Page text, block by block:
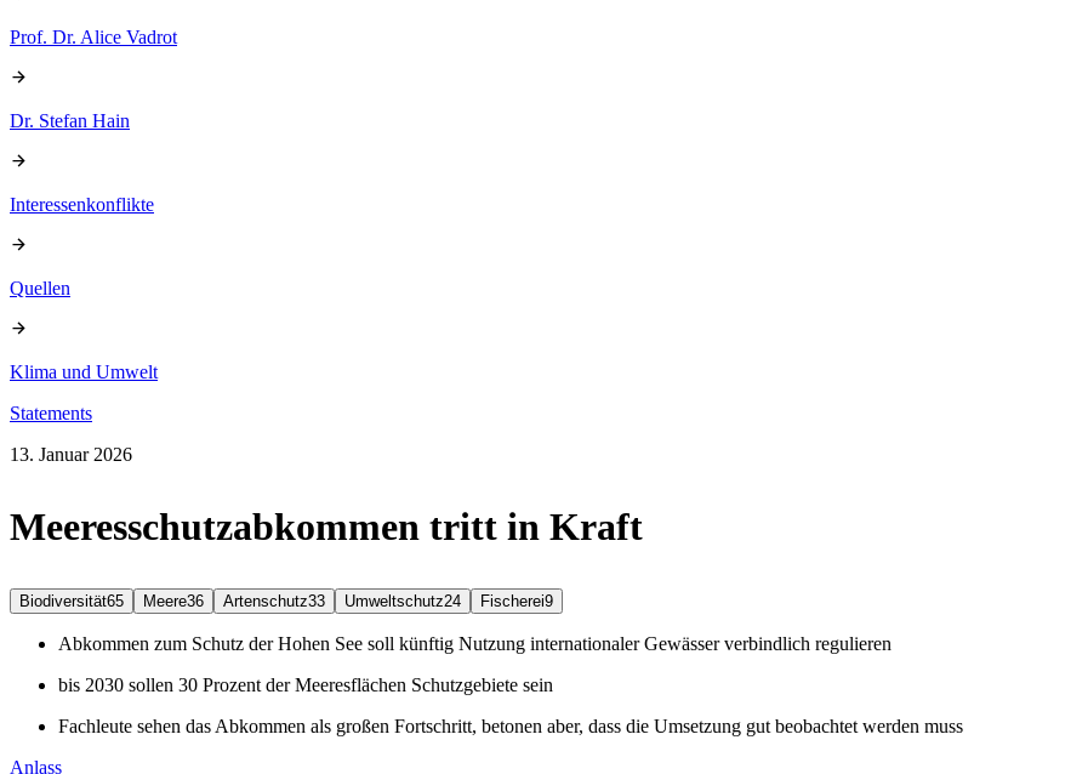
Prof. Dr. Alice Vadrot
Dr. Stefan Hain
Interessenkonflikte
Quellen
Klima und Umwelt
Statements
13. Januar 2026
Meeresschutzabkommen tritt in Kraft
Biodiversität65 Meere36 Artenschutz33 Umweltschutz24 Fischerei9
Abkommen zum Schutz der Hohen See soll künftig Nutzung internationaler Gewässer verbindlich regulieren
bis 2030 sollen 30 Prozent der Meeresflächen Schutzgebiete sein
Fachleute sehen das Abkommen als großen Fortschritt, betonen aber, dass die Umsetzung gut beobachtet werden muss
Anlass